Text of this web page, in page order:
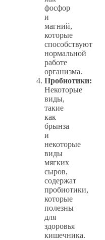
фосфор
и
магний,
которые
способствуют
нормальной
работе
организма.
Пробиотики:
Некоторые
виды,
такие
как
брынза
и
некоторые
виды
мягких
сыров,
содержат
пробиотики,
которые
полезны
для
здоровья
кишечника.